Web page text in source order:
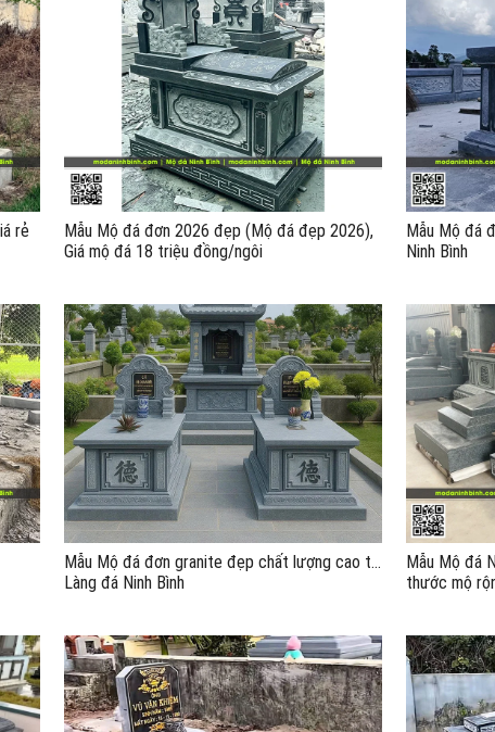
rẻ
Mẫu Mộ đá đơn 2026 đẹp (Mộ đá đẹp 2026),
Giá mộ đá 18 triệu đồng/ngôi
Mẫu Mộ đá
Ninh Bình
Mẫu Mộ đá đơn granite đẹp chất lượng cao tại
Làng đá Ninh Bình
Mẫu Mộ đá
thước mộ